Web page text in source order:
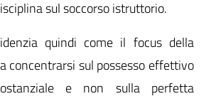
sul soccorso istruttorio.
quindi come il focus della
concentrarsi sul possesso effettivo
e non sulla perfetta